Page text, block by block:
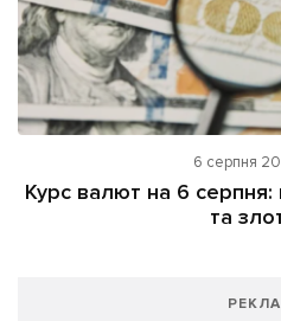
6 серпня
Курс валют на 6 серпня:
та